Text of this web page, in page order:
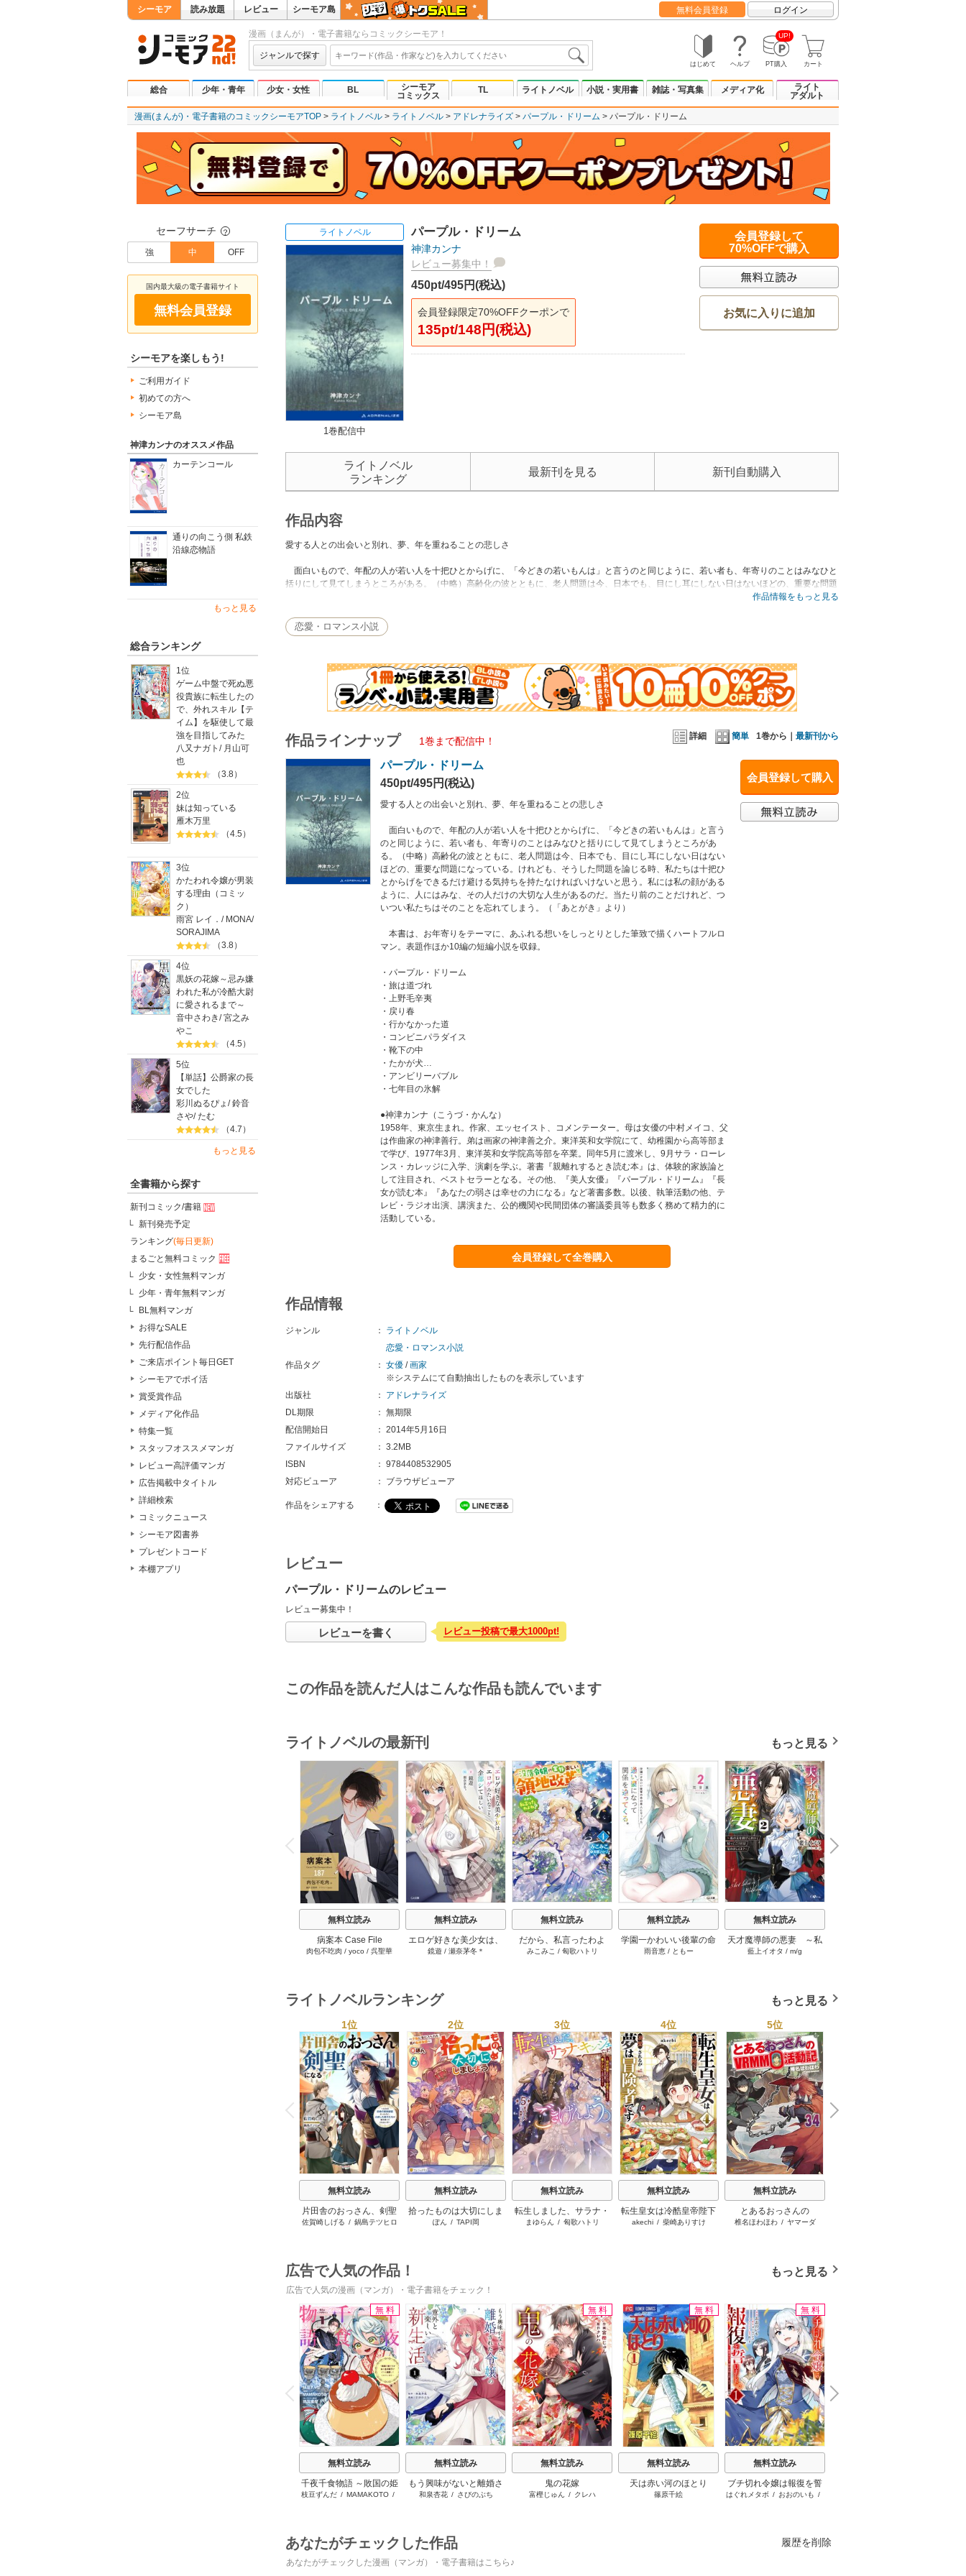
シーモア 読み放題 レビュー シーモア島 無料会員登録 ログイン
漫画（まんが）・電子書籍ならコミックシーモア！
ジャンルで探す
はじめて ヘルプ
UP!
PT購入 カート
総合 少年・青年 少女・女性 BL
シーモア
コミックス
TL ライトノベル 小説・実用書 雑誌・写真集 メディア化
ライト
アダルト
漫画(まんが)・電子書籍のコミックシーモアTOP ライトノベル ライトノベル アドレナライズ パープル・ドリーム パープル・ドリーム
セーフサーチ ？
強 中 OFF
国内最大級の電子書籍サイト
無料会員登録
シーモアを楽しもう!
ご利用ガイド
初めての方へ
シーモア島
神津カンナのオススメ作品
カーテンコール
通りの向こう側 私鉄
沿線恋物語
もっと見る
総合ランキング
1位
ゲーム中盤で死ぬ悪
役貴族に転生したの
で、外れスキル【テ
イム】を駆使して最
強を目指してみた
八又ナガト / 月山可
也
（3.8）
2位
妹は知っている
雁木万里
（4.5）
3位
かたわれ令嬢が男装
する理由（コミッ
ク）
雨宮 レイ． / MONA/
SORAJIMA
（3.8）
4位
黒妖の花嫁～忌み嫌
われた私が冷酷大尉
に愛されるまで～
音中さわき/宮之み
やこ
（4.5）
5位
【単話】公爵家の長
女でした
彩川ぬるぴょ /鈴音
さや/たむ
（4.7）
もっと見る
全書籍から探す
新刊コミック/書籍
新刊発売予定
ランキング(毎日更新)
まるごと無料コミック
少女・女性無料マンガ
少年・青年無料マンガ
BL無料マンガ
お得なSALE
先行配信作品
ご来店ポイント毎日GET
シーモアでポイ活
賞受賞作品
メディア化作品
特集一覧
スタッフオススメマンガ
レビュー高評価マンガ
広告掲載中タイトル
詳細検索
コミックニュース
シーモア図書券
プレゼントコード
本棚アプリ
ライトノベル
1巻配信中
パープル・ドリーム
神津カンナ
レビュー募集中！
450pt/495円(税込)
会員登録限定70%OFFクーポンで
135pt/148円(税込)
会員登録して
70%OFFで購入
お気に入りに追加
ライトノベル
ランキング
最新刊を見る 新刊自動購入
作品内容
愛する人との出会いと別れ、夢、年を重ねることの悲しさ
面白いもので、年配の人が若い人を十把ひとからげに、「今どきの若いもんは」と言うのと同じように、若い者も、年寄りのことはみなひと
括りにして見てしまうところがある。（中略）高齢化の波とともに、老人問題は今、日本でも、目にし耳にしない日はないほどの、重要な問題
になっている。けれども、そうした問題を論じる時、私たちは十把ひとからげをできるだけ避ける気持ちを持たなければいけないと思う。私に
う。（「あとがき」より）
・パープル・ドリーム
・旅は道づれ
・上野毛辛夷
・コンビニパラダイス
・たかが犬…
・七年目の氷解
●神津カンナ（こうづ・かんな）
1958年、東京生まれ。作家、エッセイスト、コメンテーター。母は女優の中村メイコ、父は作曲家の神津善行。弟は画家の神津善之介。東洋
英和女学院にて、幼稚園から高等部まで学び、1977年3月、東洋英和女学院高等部を卒業。同年5月に渡米し、9月サラ・ローレンス・カレッジ
に入学、演劇を学ぶ。著書『親離れするとき読む本』は、体験的家族論として注目され、ベストセラーとなる。その他、『美人女優』『パープ
ル・ドリーム』『長女が読む本』『あなたの弱さは幸せの力になる』など著書多数。以後、執筆活動の他、テレビ・ラジオ出演、講演また、公
的機関や民間団体の審議委員等も数多く務めて精力的に活動している。
作品情報をもっと見る
恋愛・ロマンス小説
詳細 簡単 1巻から｜ 最新刊から
作品ラインナップ 1巻まで配信中！
会員登録して購入
パープル・ドリーム
450pt/495円(税込)
愛する人との出会いと別れ、夢、年を重ねることの悲しさ
面白いもので、年配の人が若い人を十把ひとからげに、「今どきの若いもんは」と言う
のと同じように、若い者も、年寄りのことはみなひと括りにして見てしまうところがあ
る。（中略）高齢化の波とともに、老人問題は今、日本でも、目にし耳にしない日はない
ほどの、重要な問題になっている。けれども、そうした問題を論じる時、私たちは十把ひ
とからげをできるだけ避ける気持ちを持たなければいけないと思う。私には私の顔がある
ように、人にはみな、その人だけの大切な人生があるのだ。当たり前のことだけれど、つ
いつい私たちはそのことを忘れてしまう。（「あとがき」より）
本書は、お年寄りをテーマに、あふれる想いをしっとりとした筆致で描くハートフルロ
マン。表題作ほか10編の短編小説を収録。
・パープル・ドリーム
・旅は道づれ
・上野毛辛夷
・戻り春
・行かなかった道
・コンビニパラダイス
・靴下の中
・たかが犬…
・アンビリーバブル
・七年目の氷解
●神津カンナ（こうづ・かんな）
1958年、東京生まれ。作家、エッセイスト、コメンテーター。母は女優の中村メイコ、父
は作曲家の神津善行。弟は画家の神津善之介。東洋英和女学院にて、幼稚園から高等部ま
で学び、1977年3月、東洋英和女学院高等部を卒業。同年5月に渡米し、9月サラ・ローレ
ンス・カレッジに入学、演劇を学ぶ。著書『親離れするとき読む本』は、体験的家族論と
して注目され、ベストセラーとなる。その他、『美人女優』『パープル・ドリーム』『長
女が読む本』『あなたの弱さは幸せの力になる』など著書多数。以後、執筆活動の他、テ
レビ・ラジオ出演、講演また、公的機関や民間団体の審議委員等も数多く務めて精力的に
活動している。
会員登録して全巻購入
作品情報
ジャンル ：
ライトノベル
恋愛・ロマンス小説
作品タグ
： 女優 /画家
※システムにて自動抽出したものを表示しています
出版社
：
アドレナライズ
DL期限
： 無期限
配信開始日
： 2014年5月16日
ファイルサイズ
： 3.2MB
ISBN
： 9784408532905
対応ビューア
： ブラウザビューア
作品をシェアする ：
レビュー
パープル・ドリームのレビュー
レビュー募集中！
レビューを書く レビュー投稿で最大1000pt!
この作品を読んだ人はこんな作品も読んでいます
ライトノベルの最新刊 もっと見る
P
r
e
v
i
o
u
s
無料立読み
病案本 Case File
Compendium［分冊版］
肉包不吃肉 / yoco / 呉聖華
無料立読み
エロゲ好きな美少女は、
エロゲみたいなこと全部
鏡遊/ 瀬奈茅冬＊
無料立読み
だから、私言ったわよ
ね？ ～没落令嬢の案外楽
みこみこ / 匈歌ハトリ
無料立読み
学園一かわいい後輩の命
の恩人になったら、通い
雨音恵/ ともー
無料立読み
天才魔導師の悪妻 ～私
の夫を虐げておいて戻っ
藍上イオタ / m/g
N
e
x
t
ライトノベルランキング もっと見る
P
r
e
v
i
o
u
s
1位
無料立読み
片田舎のおっさん、剣聖
になる ～ただの田舎の
ってくれない件～
佐賀崎しげる / 鍋島テツヒロ
2位
無料立読み
拾ったものは大切にしま
しょう ～子狼に気に入ら
ぽん / TAPI岡
3位
無料立読み
転生しました、サラナ・
キンジェです。ごきげん
まゆらん / 匈歌ハトリ
4位
無料立読み
転生皇女は冷酷皇帝陛下
に溺愛されるが夢は冒険
akechi/ 柴崎ありすけ
5位
無料立読み
とあるおっさんの
VRMMO活動記
椎名ほわほわ/ ヤマーダ
N
e
x
t
広告で人気の作品！ もっと見る
広告で人気の漫画（マンガ）・電子書籍をチェック！
P
r
e
v
i
o
u
s
無料
無料立読み
千夜千食物語 ～敗国の姫
ですが氷の皇子殿下がど
枝豆ずんだ/ MAMAKOTO/
無料立読み
もう興味がないと離婚さ
れた令嬢の意外と楽しい
和泉杏花/ さびのぶち
無料
無料立読み
鬼の花嫁
富樫じゅん / クレハ
無料
無料立読み
天は赤い河のほとり
篠原千絵
無料
無料立読み
ブチ切れ令嬢は報復を誓
いました。
はぐれメタボ / おおのいも /
N
e
x
t
あなたがチェックした作品 履歴を削除
あなたがチェックした漫画（マンガ）・電子書籍はこちら♪